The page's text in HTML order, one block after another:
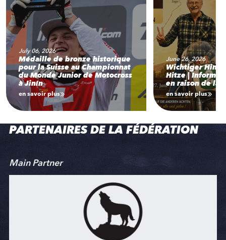
July 06, 2026
Médaille de bronze historique
pour la Suisse au Championnat
du Monde Junior de Motocross
à Jinín
en savoir plus
June 26, 2026
Wichtiger
Hitze |
en raison de la
en savoir plus
PARTENAIRES DE LA FÉDÉRATION
Main Partner